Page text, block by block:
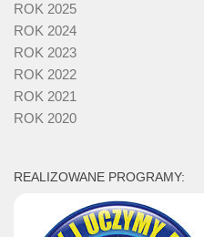
ROK 2025
ROK 2024
ROK 2023
ROK 2022
ROK 2021
ROK 2020
REALIZOWANE PROGRAMY: